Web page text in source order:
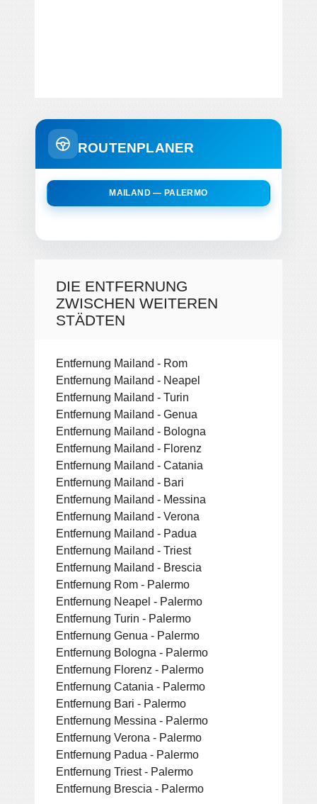
ROUTENPLANER
MAILAND — PALERMO
DIE ENTFERNUNG
ZWISCHEN WEITEREN
STÄDTEN
Entfernung Mailand - Rom
Entfernung Mailand - Neapel
Entfernung Mailand - Turin
Entfernung Mailand - Genua
Entfernung Mailand - Bologna
Entfernung Mailand - Florenz
Entfernung Mailand - Catania
Entfernung Mailand - Bari
Entfernung Mailand - Messina
Entfernung Mailand - Verona
Entfernung Mailand - Padua
Entfernung Mailand - Triest
Entfernung Mailand - Brescia
Entfernung Rom - Palermo
Entfernung Neapel - Palermo
Entfernung Turin - Palermo
Entfernung Genua - Palermo
Entfernung Bologna - Palermo
Entfernung Florenz - Palermo
Entfernung Catania - Palermo
Entfernung Bari - Palermo
Entfernung Messina - Palermo
Entfernung Verona - Palermo
Entfernung Padua - Palermo
Entfernung Triest - Palermo
Entfernung Brescia - Palermo